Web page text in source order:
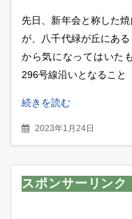
先日、新年会と称した
が、八千代緑が丘にあ
から気になってはいた
296号線沿いとなること
続きを読む
2023年1月24日
スポンサーリンク